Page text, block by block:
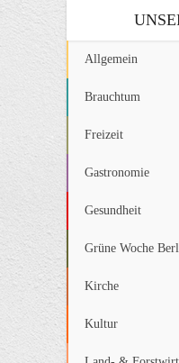
Allgemein
Brauchtum
Freizeit
Gastronomie
Gesundheit
Grüne Woche
Kirche
Kultur